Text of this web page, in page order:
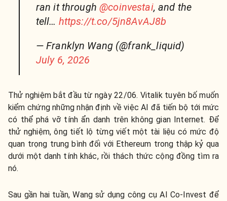
ran it through@coinvestai, and the
tell… https://t.co/5jn8AvAJ8b
— Franklyn Wang (@frank_liquid)
July 6, 2026
Thử nghiệm bắt đầu từ ngày 22/06. Vitalik tuyên bố muốn
kiểm chứng những nhận định về việc AI đã tiến bộ tới mức
có thể phá vỡ tính ẩn danh trên không gian Internet. Để
thử nghiệm, ông tiết lộ từng viết một tài liệu có mức độ
quan trọng trung bình đối với Ethereum trong thập kỷ qua
dưới một danh tính khác, rồi thách thức cộng đồng tìm ra
nó.
Sau gần hai tuần, Wang sử dụng công cụ AI Co-Invest để